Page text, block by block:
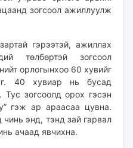
зогсоол ажиллуулж
гэрээтэй, ажиллах
төлбөртэй зогсоол
орлогынхоо 60 хувийг
40 хувиар нь бусад
зогсоолд орох гэсэн
гэж ар араасаа цувна.
чинь энд, тэнд зай гарвал
ачаад явчихна.